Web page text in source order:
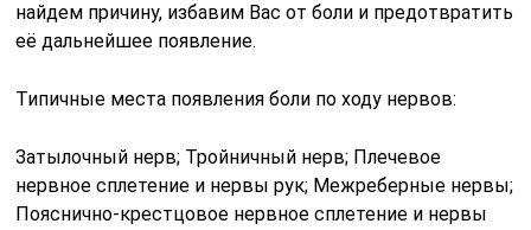
найдем причину, избавим Вас от боли и предотвратить
её дальнейшее появление.
Типичные места появления боли по ходу нервов:
Затылочный нерв; Тройничный нерв; Плечевое
нервное сплетение и нервы рук; Межреберные нервы;
Пояснично-крестцовое нервное сплетение и нервы